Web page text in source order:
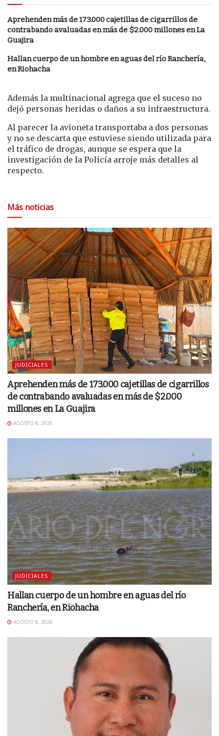
Aprehenden más de 173.000 cajetillas de cigarrillos de
contrabando avaluadas en más de $2.000 millones en La
Guajira
Hallan cuerpo de un hombre en aguas del río Ranchería,
en Riohacha
Además la multinacional agrega que el suceso no
dejó personas heridas o daños a su infraestructura.
Al parecer la avioneta transportaba a dos personas
y no se descarta que estuviese siendo utilizada para
el tráfico de drogas, aunque se espera que la
investigación de la Policía arroje más detalles al
respecto.
Más noticias
JUDICIALES
Aprehenden más de 173.000 cajetillas de cigarrillos
de contrabando avaluadas en más de $2.000
millones en La Guajira
AGOSTO 8, 2026
JUDICIALES
Hallan cuerpo de un hombre en aguas del río
Ranchería, en Riohacha
AGOSTO 8, 2026